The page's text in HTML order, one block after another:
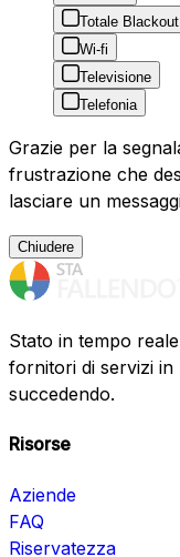
Totale Blackout
Wi-fi
Televisione
Telefonia
Grazie per la
frustrazione che
lasciare un
Chiudere
Stato in tempo
fornitori di servizi in
succedendo.
Risorse
Aziende
FAQ
Riservatezza